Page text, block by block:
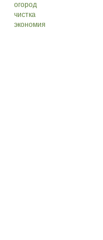
огород
чистка
экономия